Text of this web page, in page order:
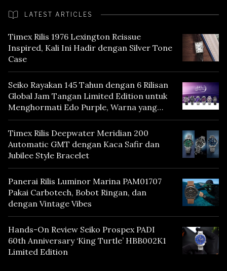
LATEST ARTICLES
Timex Rilis 1976 Lexington Reissue
Inspired, Kali Ini Hadir dengan Silver Tone
Case
Seiko Rayakan 145 Tahun dengan 6 Rilisan
Global Jam Tangan Limited Edition untuk
Menghormati Edo Purple, Warna yang
Mencerminkan Warisan Tokyo
Timex Rilis Deepwater Meridian 200
Automatic GMT dengan Kaca Safir dan
Jubilee Style Bracelet
Panerai Rilis Luminor Marina PAM01707
Pakai Carbotech, Bobot Ringan, dan
dengan Vintage Vibes
Hands-On Review Seiko Prospex PADI
60th Anniversary ‘King Turtle’ HBB002K1
Limited Edition